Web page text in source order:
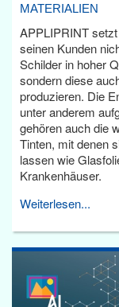
MATERIALIEN
APPLIPRINT
seinen Kunden
Schilder in hoher
sondern diese
produzieren. Die
unter anderem
gehören auch die
Tinten, mit denen
lassen wie
Krankenhäuser.
Weiterlesen...